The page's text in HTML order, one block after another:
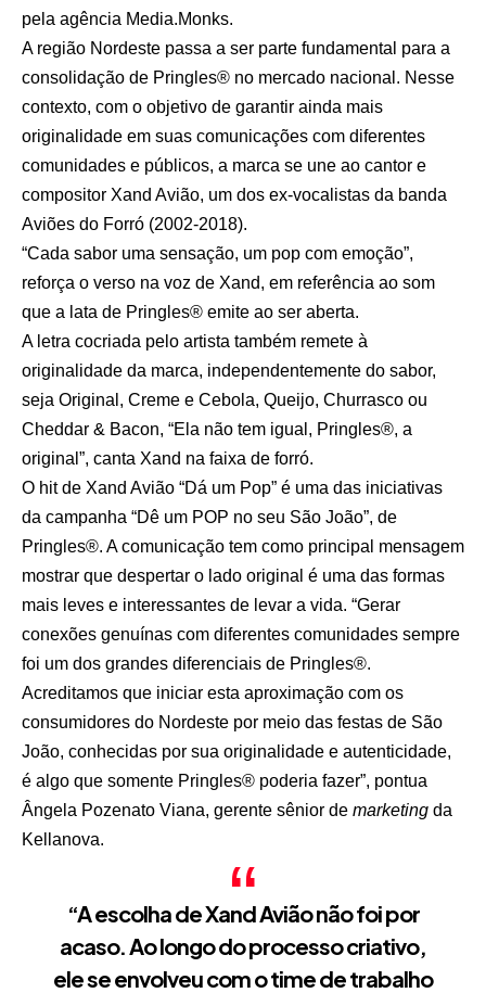
pela agência Media.Monks.
A região Nordeste passa a ser parte fundamental para a
consolidação de Pringles® no mercado nacional. Nesse
contexto, com o objetivo de garantir ainda mais
originalidade em suas comunicações com diferentes
comunidades e públicos, a marca se une ao cantor e
compositor Xand Avião, um dos ex-vocalistas da banda
Aviões do Forró (2002-2018).
“Cada sabor uma sensação, um pop com emoção”,
reforça o verso na voz de Xand, em referência ao som
que a lata de Pringles® emite ao ser aberta.
A letra cocriada pelo artista também remete à
originalidade da marca, independentemente do sabor,
seja Original, Creme e Cebola, Queijo, Churrasco ou
Cheddar & Bacon, “Ela não tem igual, Pringles®, a
original”, canta Xand na faixa de forró.
O hit de Xand Avião “Dá um Pop” é uma das iniciativas
da campanha “Dê um POP no seu São João”, de
Pringles®. A comunicação tem como principal mensagem
mostrar que despertar o lado original é uma das formas
mais leves e interessantes de levar a vida. “Gerar
conexões genuínas com diferentes comunidades sempre
foi um dos grandes diferenciais de Pringles®.
Acreditamos que iniciar esta aproximação com os
consumidores do Nordeste por meio das festas de São
João, conhecidas por sua originalidade e autenticidade,
é algo que somente Pringles® poderia fazer”, pontua
Ângela Pozenato Viana, gerente sênior de marketing da
Kellanova.
“A escolha de Xand Avião não foi por
acaso. Ao longo do processo criativo,
ele se envolveu com o time de trabalho